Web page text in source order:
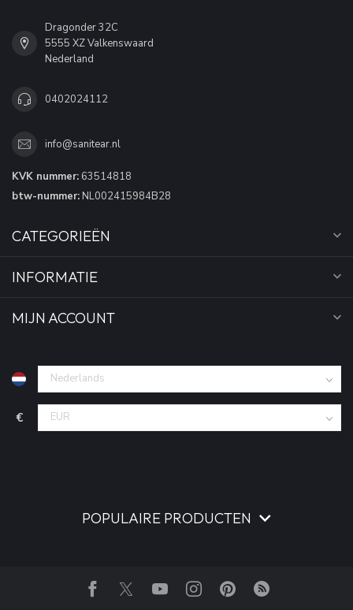
Dragonder 32C
5555 XZ Valkenswaard
Nederland
0402024112
info@sanitear.nl
KVK nummer: 63514818
btw-nummer: NL002415984B28
CATEGORIEËN
INFORMATIE
MIJN ACCOUNT
€
POPULAIRE PRODUCTEN